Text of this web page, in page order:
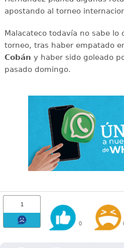
apostando al torneo
Malacateco todavía no sabe lo
torneo, tras haber empatado
Cobán y haber sido goleado
pasado domingo.
1
0